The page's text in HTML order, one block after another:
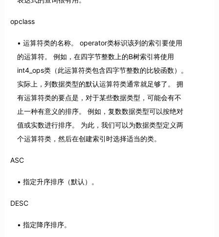
opclass
运算符类的名称。 operator类标识该列的索引要使用
的运算符。 例如，在四字节整数上的B树索引将使用
int4_ops类（此运算符类包含四字节整数的比较函数）。
实际上，列数据类型的默认运算符类通常就足够了。 拥
有运算符类的要点是，对于某些数据类型，可能会有不
止一种有意义的排序。 例如，复数数据类型可以按绝对
值或实数进行排序。 为此，我们可以为数据类型定义两
个运算符类，然后在创建索引时选择适当的类。
ASC
指定升序排序（默认）。
DESC
指定降序排序。